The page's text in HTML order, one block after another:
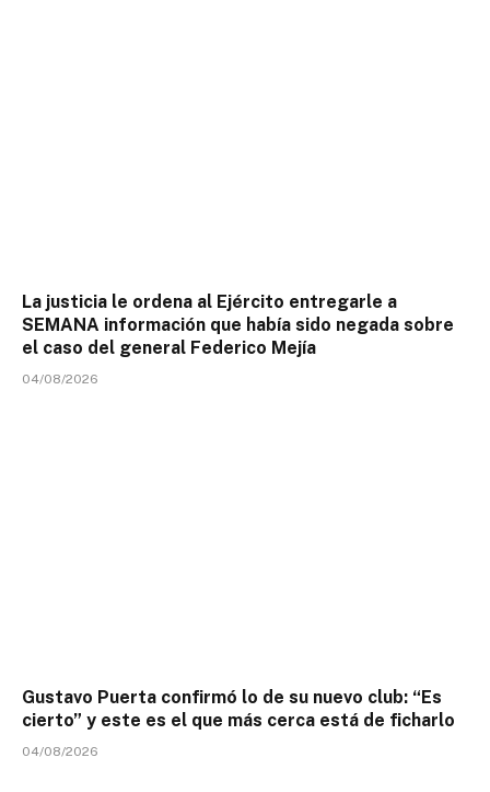
La justicia le ordena al Ejército entregarle a
SEMANA información que había sido negada sobre
el caso del general Federico Mejía
04/08/2026
Gustavo Puerta confirmó lo de su nuevo club: “Es
cierto” y este es el que más cerca está de ficharlo
04/08/2026